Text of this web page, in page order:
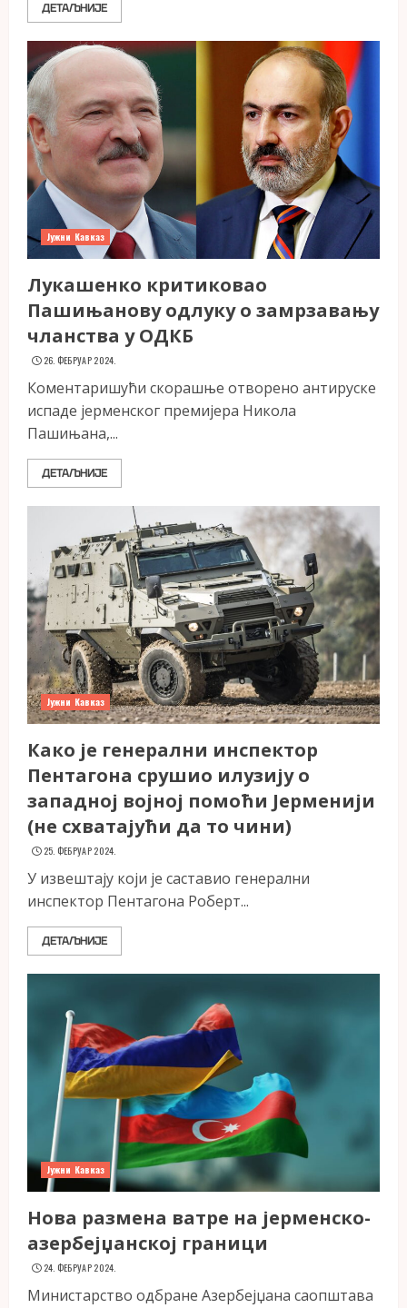
ДЕТАЉНИЈЕ
Јужни Кавказ
Лукашенко критиковао
Пашињанову одлуку о замрзавању
чланства у ОДКБ
26. ФЕБРУАР 2024.
Коментаришући скорашње отворено антируске
испаде јерменског премијера Никола
Пашињана,...
ДЕТАЉНИЈЕ
Јужни Кавказ
Како је генерални инспектор
Пентагона срушио илузију о
западној војној помоћи Јерменији
(не схватајући да то чини)
25. ФЕБРУАР 2024.
У извештају који је саставио генерални
инспектор Пентагона Роберт...
ДЕТАЉНИЈЕ
Јужни Кавказ
Нова размена ватре на јерменско-
азербејџанској граници
24. ФЕБРУАР 2024.
Министарство одбране Азербејџана саопштава